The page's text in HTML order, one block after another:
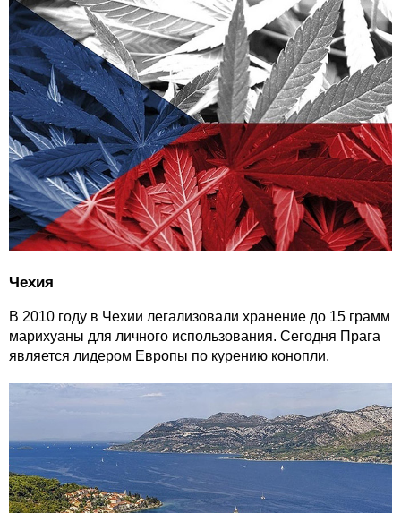
Чехия
В 2010 году в Чехии легализовали хранение до 15 грамм
марихуаны для личного использования. Сегодня Прага
является лидером Европы по курению конопли.